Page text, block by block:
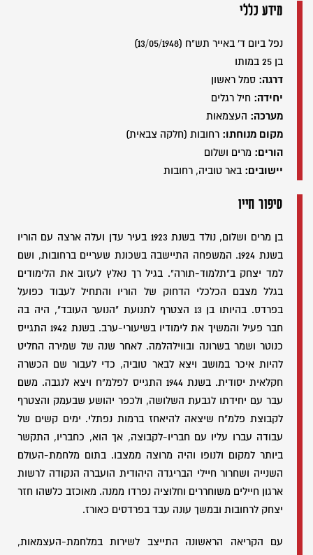
מידע כללי
נפל ביום ד' באייר תש"ח (13/05/1948)
בן 25 במותו
דרגה: סמל ראשון
יחידה: חיל רגלים
מערכה: העצמאות
מקום מנוחתו: רחובות (חלקה צבאית)
הורים: מרים ושלום
יישובים: באר טוביה, רחובות
סיפור חייו
בן מרים ושלום, נולד בשנת 1923 בעיר עדן ועלה ארצה עם הוריו
בשנת 1924. המשפחה התיישבה בשכונת שעריים ברחובות, ושם
למד יצחק ב"תלמוד-תורה". בגיל רך נאלץ לעזוב את הלימודים
בגלל מצבם הכלכלי הדחוק של הוריו והתחיל לעבוד כפועל
בפרדס. בהיותו בן 13 הצטרף לתנועת "הנוער העובד", היה בה
חבר פעיל והמשיך את לימודיו בשיעורי-ערב. בשנת 1942 התגייס
כנוטר ושמר בשרונה ובווילהלמה. לאחר שנה של שמירה החליט
להיות איכר במושב ויצא לבאר טוביה, כדי לעבור שם הכשרה
חקלאית יסודית. בשנת 1944 התגייס לפלמ"ח ויצא לנגבה. משם
עבר עם יחידתו לגבעת השלושה, ולכפר יהושע שבעמק והצטרף
לקבוצת פלמ"ח שיצאה להיאחז ברמות נפתלי. ימים קשים של
עבודה עברו עליו עם חבריו-לקבוצה, אך הוא, כחבריו, התקשר
ביותר למקום ולנופו והיה מרוצה ממצבו. בתום מלחמת-העולם
השנייה ושחרור חיילי הבריגדה היהודית הועברה הנקודה לרשות
ארגון חיילים משוחררים וחלוציה נפרדו ממנה. מאוכזב כלשהו חזר
יצחק לרחובות ובמשך עונה עבד בפרדסים כאורז.
עם הקריאה הראשונה התייצב לשירות במלחמת-העצמאות,